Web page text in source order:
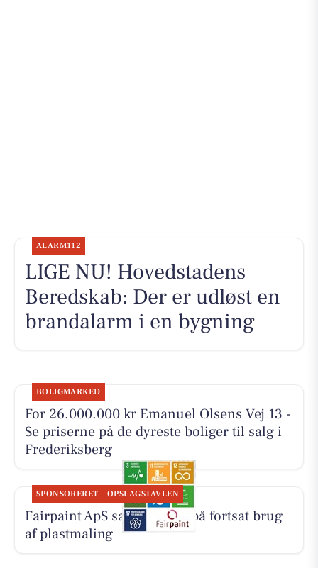
ALARM112
LIGE NU! Hovedstadens
Beredskab: Der er udløst en
brandalarm i en bygning
BOLIGMARKED
For 26.000.000 kr Emanuel Olsens Vej 13 -
Se priserne på de dyreste boliger til salg i
Frederiksberg
SPONSORERET OPSLAGSTAVLEN
Fairpaint ApS sætter fokus på fortsat brug
af plastmaling